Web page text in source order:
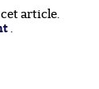
article.